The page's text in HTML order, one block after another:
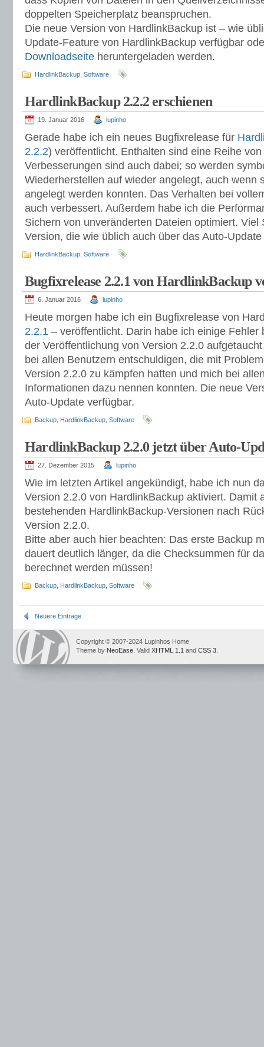
doppelten Speicherplatz beanspruchen.
Die neue Version von HardlinkBackup ist – wie
Update-Feature von HardlinkBackup verfügbar
Downloadseite heruntergeladen werden.
HardlinkBackup Software
HardlinkBackup 2.2.2 erschienen
19. Januar 2016 lupinho
Gerade habe ich ein neues Bugfixrelease für
2.2.2) veröffentlicht. Enthalten sind eine Reihe
Verbesserungen sind auch dabei; so werden
Wiederherstellen auf wieder angelegt, auch wenn
angelegt werden konnten. Das Verhalten bei
auch verbessert. Außerdem habe ich die
Sichern von unveränderten Dateien optimiert. Viel
Version, die wie üblich auch über das Auto-
HardlinkBackup Software
Bugfixrelease 2.2.1 von HardlinkBackup
6. Januar 2016 lupinho
Heute morgen habe ich ein Bugfixrelease von
2.2.1 – veröffentlicht. Darin habe ich einige Fehler
der Veröffentlichung von Version 2.2.0
bei allen Benutzern entschuldigen, die mit
Version 2.2.0 zu kämpfen hatten und mich bei
Informationen dazu nennen konnten. Die neue
Auto-Update verfügbar.
Backup HardlinkBackup Software
HardlinkBackup 2.2.0 jetzt über Auto-
27. Dezember 2015 lupinho
Wie im letzten Artikel angekündigt, habe ich nun
Version 2.2.0 von HardlinkBackup aktiviert. Damit
bestehenden HardlinkBackup-Versionen nach
Version 2.2.0.
Bitte aber auch hier beachten: Das erste Backup
dauert deutlich länger, da die Checksummen für
berechnet werden müssen!
Backup HardlinkBackup Software
Neuere Einträge
Copyright © 2007-2024 Lupinhos Home
Theme by NeoEase . Valid XHTML 1.1 and CSS 3